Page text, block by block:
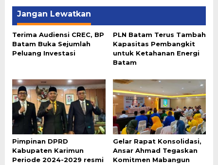
Jangan Lewatkan
Terima Audiensi CREC, BP
Batam Buka Sejumlah
Peluang Investasi
PLN Batam Terus Tambah
Kapasitas Pembangkit
untuk Ketahanan Energi
Batam
Pimpinan DPRD
Kabupaten Karimun
Periode 2024-2029 resmi
Gelar Rapat Konsolidasi,
Ansar Ahmad Tegaskan
Komitmen Mabangun